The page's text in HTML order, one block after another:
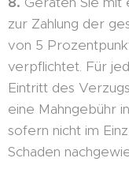
zur Zahlung der
von 5
verpflichtet. Für
Eintritt des
eine Mahngebühr
sofern nicht im
Schaden